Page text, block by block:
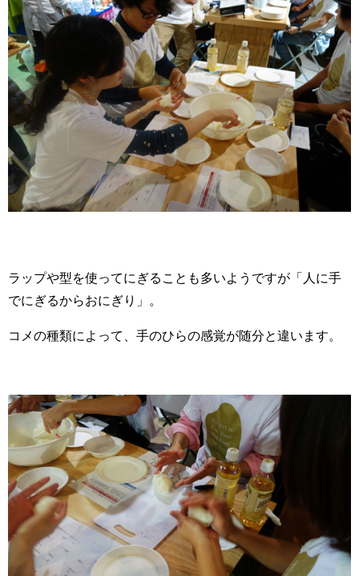
ラップや型を使ってにぎることも多いようですが「人に手
でにぎるからおにぎり」。
コメの種類によって、手のひらの感覚が随分と違います。